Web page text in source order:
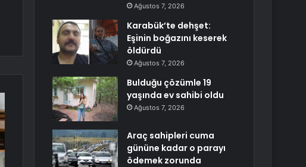
Ağustos 7, 2026
Karabük’te dehşet:
Eşinin boğazını keserek
öldürdü
Ağustos 7, 2026
Bulduğu çözümle 19
yaşında ev sahibi oldu
Ağustos 7, 2026
Araç sahipleri cuma
gününe kadar o parayı
ödemek zorunda